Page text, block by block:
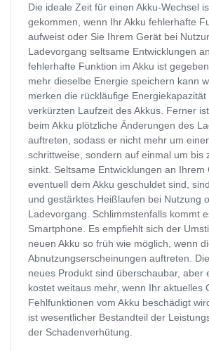
Die ideale Zeit für einen Akku-Wechsel
gekommen, wenn Ihr Akku fehlerhafte
aufweist oder Sie Ihrem Gerät bei
Ladevorgang seltsame Entwicklungen
fehlerhafte Funktion im Akku ist
mehr dieselbe Energie speichern kann
merken die rückläufige
verkürzten Laufzeit des Akkus. Ferner
beim Akku plötzliche Änderungen des
auftreten, sodass er nicht mehr um
schrittweise, sondern auf einmal um bis
sinkt. Seltsame Entwicklungen an Ihrem
eventuell dem Akku geschuldet sind,
und gestärktes Heißlaufen bei Nutzung
Ladevorgang. Schlimmstenfalls kommt
Smartphone. Es empfiehlt sich der
neuen Akku so früh wie möglich, wenn
Abnutzungserscheinungen auftreten.
neues Produkt sind überschaubar, aber
kostet weitaus mehr, wenn Ihr aktuelles
Fehlfunktionen vom Akku beschädigt
ist wesentlicher Bestandteil der
der Schadenverhütung.